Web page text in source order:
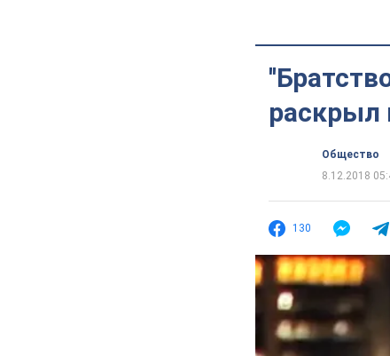
раскрыл
Общество
8.12.2018
130